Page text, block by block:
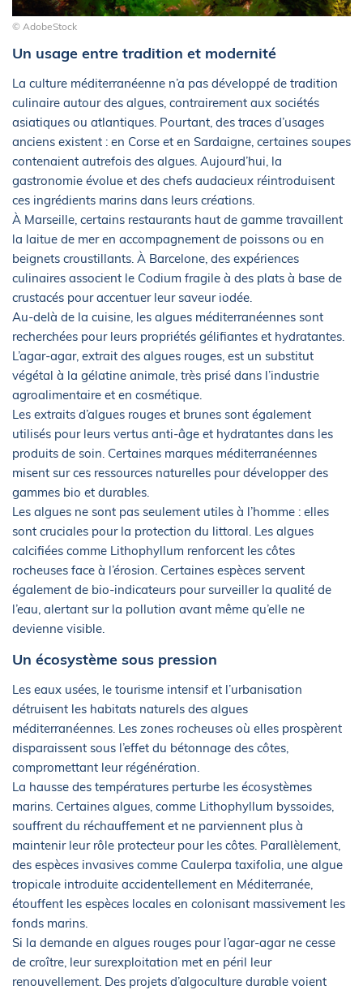
© AdobeStock
Un usage entre tradition et modernité
La culture méditerranéenne n’a pas développé de tradition
culinaire autour des algues, contrairement aux sociétés
asiatiques ou atlantiques. Pourtant, des traces d’usages
anciens existent : en Corse et en Sardaigne, certaines soupes
contenaient autrefois des algues. Aujourd’hui, la
gastronomie évolue et des chefs audacieux réintroduisent
ces ingrédients marins dans leurs créations.
À Marseille, certains restaurants haut de gamme travaillent
la laitue de mer en accompagnement de poissons ou en
beignets croustillants. À Barcelone, des expériences
culinaires associent le Codium fragile à des plats à base de
crustacés pour accentuer leur saveur iodée.
Au-delà de la cuisine, les algues méditerranéennes sont
recherchées pour leurs propriétés gélifiantes et hydratantes.
L’agar-agar, extrait des algues rouges, est un substitut
végétal à la gélatine animale, très prisé dans l’industrie
agroalimentaire et en cosmétique.
Les extraits d’algues rouges et brunes sont également
utilisés pour leurs vertus anti-âge et hydratantes dans les
produits de soin. Certaines marques méditerranéennes
misent sur ces ressources naturelles pour développer des
gammes bio et durables.
Les algues ne sont pas seulement utiles à l’homme : elles
sont cruciales pour la protection du littoral. Les algues
calcifiées comme Lithophyllum renforcent les côtes
rocheuses face à l’érosion. Certaines espèces servent
également de bio-indicateurs pour surveiller la qualité de
l’eau, alertant sur la pollution avant même qu’elle ne
devienne visible.
Un écosystème sous pression
Les eaux usées, le tourisme intensif et l’urbanisation
détruisent les habitats naturels des algues
méditerranéennes. Les zones rocheuses où elles prospèrent
disparaissent sous l’effet du bétonnage des côtes,
compromettant leur régénération.
La hausse des températures perturbe les écosystèmes
marins. Certaines algues, comme Lithophyllum byssoides,
souffrent du réchauffement et ne parviennent plus à
maintenir leur rôle protecteur pour les côtes. Parallèlement,
des espèces invasives comme Caulerpa taxifolia, une algue
tropicale introduite accidentellement en Méditerranée,
étouffent les espèces locales en colonisant massivement les
fonds marins.
Si la demande en algues rouges pour l’agar-agar ne cesse
de croître, leur surexploitation met en péril leur
renouvellement. Des projets d’algoculture durable voient